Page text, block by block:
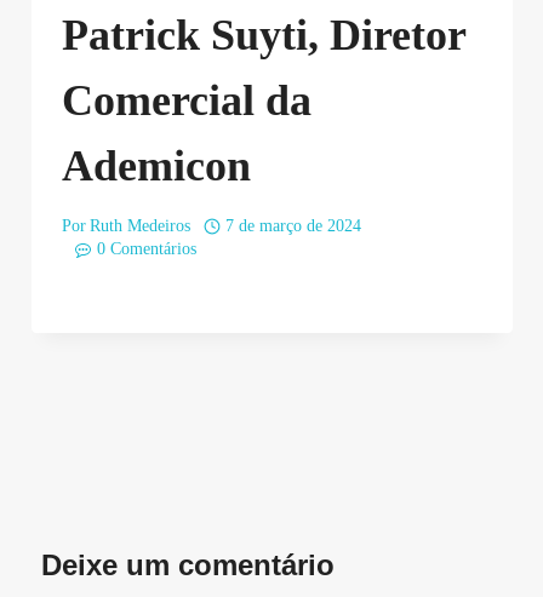
Patrick Suyti, Diretor
Comercial da
Ademicon
Por Ruth Medeiros
7 de março de 2024
0 Comentários
Deixe um comentário